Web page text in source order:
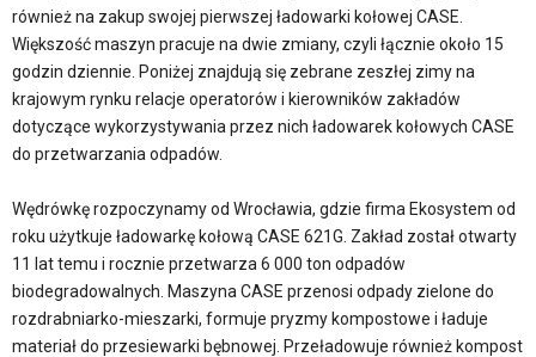
również na zakup swojej pierwszej ładowarki kołowej CASE.
Większość maszyn pracuje na dwie zmiany, czyli łącznie około 15
godzin dziennie. Poniżej znajdują się zebrane zeszłej zimy na
krajowym rynku relacje operatorów i kierowników zakładów
dotyczące wykorzystywania przez nich ładowarek kołowych CASE
do przetwarzania odpadów.
Wędrówkę rozpoczynamy od Wrocławia, gdzie firma Ekosystem od
roku użytkuje ładowarkę kołową CASE 621G. Zakład został otwarty
11 lat temu i rocznie przetwarza 6 000 ton odpadów
biodegradowalnych. Maszyna CASE przenosi odpady zielone do
rozdrabniarko-mieszarki, formuje pryzmy kompostowe i ładuje
materiał do przesiewarki bębnowej. Przeładowuje również kompost